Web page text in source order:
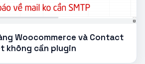
Woocommerce và Contact
không cần plugin